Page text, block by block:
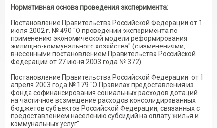
Нормативная основа проведения эксперимента:
Постановление Правительства Российской Федерации от 1
июля 2002 г. № 490 "О проведении эксперимента по
применению экономической модели реформирования
жилищно-коммунального хозяйства" (с изменениями,
внесенными постановлением Правительства Российской
Федерации от 27 июня 2003 года № 372).
Постановление Правительства Российской Федерации от 1
апреля 2003 года № 179 "О Правилах предоставления из
Фонда софинансирования социальных расходов дотаций
на частичное возмещение расходов консолидированных
бюджетов субъектов Российской Федерации, связанных с
предоставлением населению субсидий на оплату жилья и
коммунальных услуг".